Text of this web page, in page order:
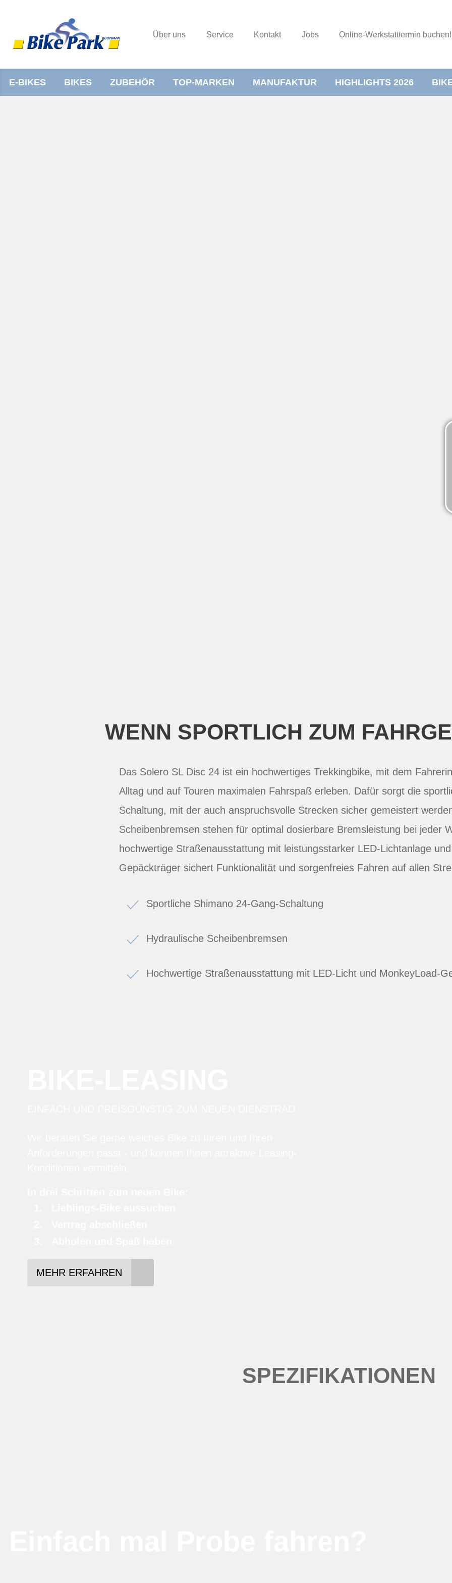
Über uns Service Kontakt Jobs Online-Werkstatttermin buchen!
E-BIKES BIKES ZUBEHÖR TOP-MARKEN MANUFAKTUR HIGHLIGHTS 2026
WENN SPORTLICH ZUM
Das Solero SL Disc 24 ist ein hochwertiges Trekkingbike, mit dem
Alltag und auf Touren maximalen Fahrspaß erleben. Dafür sorgt die
Schaltung, mit der auch anspruchsvolle Strecken sicher gemeistert
Scheibenbremsen stehen für optimal dosierbare Bremsleistung bei jeder
hochwertige Straßenausstattung mit leistungsstarker LED-Lichtanlage
Gepäckträger sichert Funktionalität und sorgenfreies Fahren auf allen
Sportliche Shimano 24-Gang-Schaltung
Hydraulische Scheibenbremsen
Hochwertige Straßenausstattung mit LED-Licht und MonkeyLoad-
MEHR ERFAHREN
SPEZIFIKATIONEN